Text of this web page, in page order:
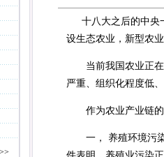
十八大之后的中央
设生态农业，新型农
当前我国农业正在
严重、组织化程度低
作为农业产业链的
一， 养殖环境污染